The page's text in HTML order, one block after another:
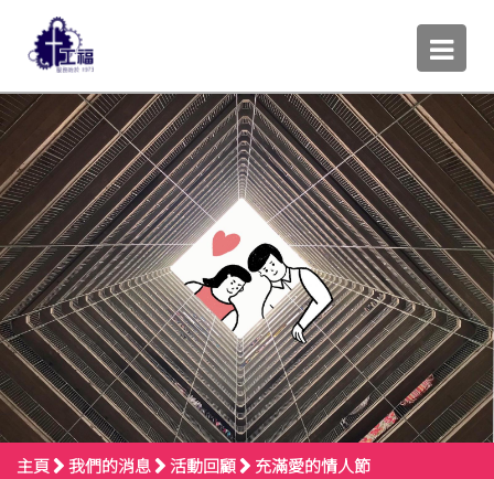
主頁 我們的消息 活動回顧 充滿愛的情人節